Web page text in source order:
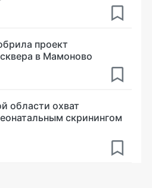
проект
в Мамоново
области охват
скринингом